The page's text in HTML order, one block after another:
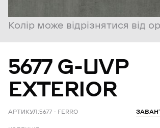
Колір може відрізнятися від
5677 G-UVP
EXTERIOR
АРТИКУЛ:5677 – FERRO